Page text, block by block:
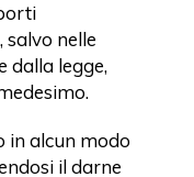
salvo nelle
dalla legge,
in alcun modo
il darne